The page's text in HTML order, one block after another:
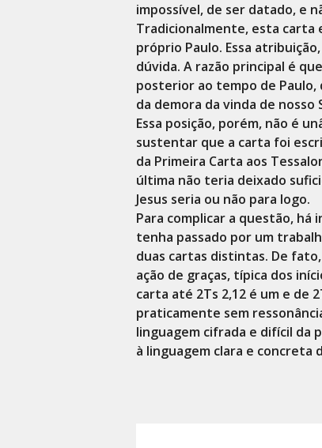
impossível, de ser datado, e
Tradicionalmente, esta carta
próprio Paulo. Essa
dúvida. A razão principal é
posterior ao tempo de Paulo,
da demora da vinda de nosso
Essa posição, porém, não é
sustentar que a carta foi
da Primeira Carta aos
última não teria deixado
Jesus seria ou não para logo.
Para complicar a questão,
tenha passado por um
duas cartas distintas. De
ação de graças, típica dos
carta até 2Ts 2,12 é um e de
praticamente sem
linguagem cifrada e difícil da
à linguagem clara e concreta